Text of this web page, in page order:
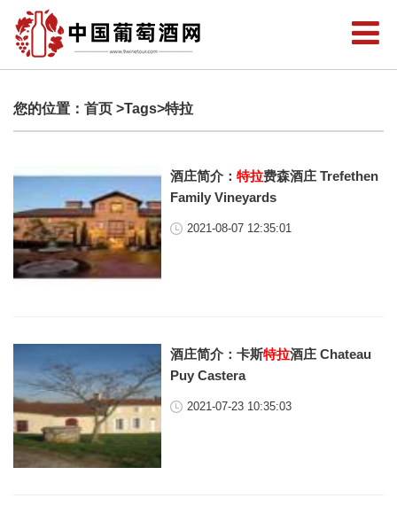
您的位置： 首页 >Tags>特拉
酒庄简介：特拉费森酒庄 Trefethen
Family Vineyards
2021-08-07 12:35:01
酒庄简介：卡斯特拉酒庄 Chateau
Puy Castera
2021-07-23 10:35:03